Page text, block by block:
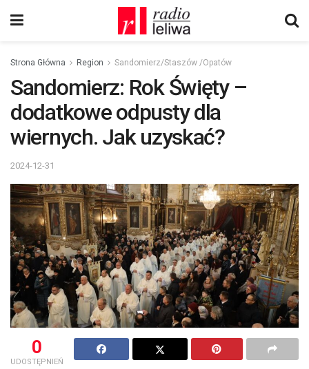
Strona Główna Region Sandomierz/Staszów /Opatów
Sandomierz: Rok Święty –
dodatkowe odpusty dla
wiernych. Jak uzyskać?
2024-12-31
0
UDOSTĘPNIEŃ